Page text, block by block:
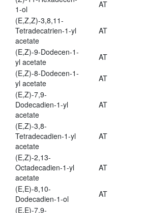
1-ol
AT
(E,Z,Z)-3,8,11-
Tetradecatrien-1-yl
acetate
AT
(E,Z)-9-Dodecen-1-
yl acetate
AT
(E,Z)-8-Dodecen-1-
yl acetate
AT
(E,Z)-7,9-
Dodecadien-1-yl
acetate
AT
(E,Z)-3,8-
Tetradecadien-1-yl
acetate
AT
(E,Z)-2,13-
Octadecadien-1-yl
acetate
AT
(E,E)-8,10-
Dodecadien-1-ol
AT
(E,E)-7,9-